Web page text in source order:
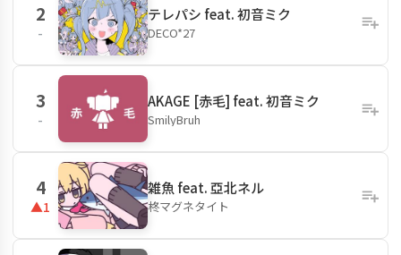
2
-
テレパシ feat. 初音ミク
DECO*27
3
-
AKAGE [赤毛] feat. 初音ミク
SmilyBruh
4
▲1
雑魚 feat. 亞北ネル
柊マグネタイト